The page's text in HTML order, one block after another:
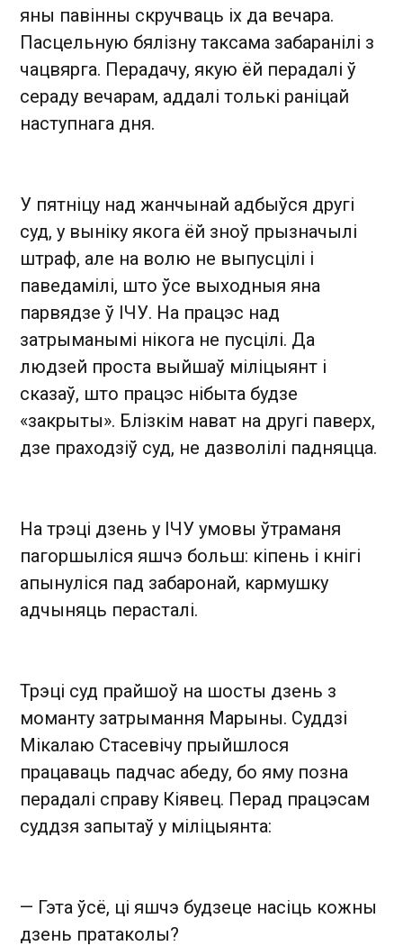
яны павінны скручваць іх да вечара.
Пасцельную бялізну таксама забаранілі з
чацвярга. Перадачу, якую ёй перадалі ў
сераду вечарам, аддалі толькі раніцай
наступнага дня.
У пятніцу над жанчынай адбыўся другі
суд, у выніку якога ёй зноў прызначылі
штраф, але на волю не выпусцілі і
паведамілі, што ўсе выходныя яна
парвядзе ў ІЧУ. На працэс над
затрыманымі нікога не пусцілі. Да
людзей проста выйшаў міліцыянт і
сказаў, што працэс нібыта будзе
«закрыты». Блізкім нават на другі паверх,
дзе праходзіў суд, не дазволілі падняцца.
На трэці дзень у ІЧУ умовы ўтраманя
пагоршыліся яшчэ больш: кіпень і кнігі
апынуліся пад забаронай, кармушку
адчыняць перасталі.
Трэці суд прайшоў на шосты дзень з
моманту затрымання Марыны. Суддзі
Мікалаю Стасевічу прыйшлося
працаваць падчас абеду, бо яму позна
перадалі справу Кіявец. Перад працэсам
суддзя запытаў у міліцыянта:
— Гэта ўсё, ці яшчэ будзеце насіць кожны
дзень пратаколы?